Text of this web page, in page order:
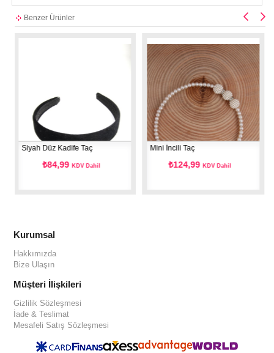
Benzer Ürünler
Siyah Düz Kadife Taç
₺84,99KDV Dahil
Mini İncili Taç
₺124,99KDV Dahil
Kurumsal
Hakkımızda
Bize Ulaşın
Müşteri İlişkileri
Gizlilik Sözleşmesi
İade & Teslimat
Mesafeli Satış Sözleşmesi